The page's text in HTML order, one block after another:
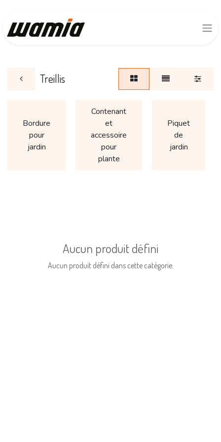
Treillis
Bordure
pour
jardin
Contenant
et
accessoire
pour
plante
Piquet
de
jardin
Aucun produit défini
Aucun produit défini dans cette catégorie.